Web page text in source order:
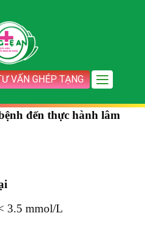
VẤN GHÉP TẠNG
đến thực hành lâm
3.5 mmol/L